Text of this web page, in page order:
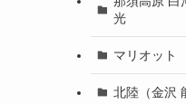
光
マリオット
北陸（金沢